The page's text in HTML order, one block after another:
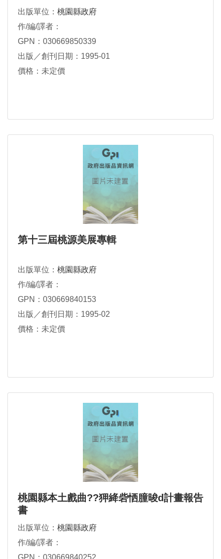
出版單位： 桃園縣政府
作/編/譯者：
GPN：030669850339
出版／創刊日期：1995-01
價格：未定價
第十三屆桃源美展專輯
出版單位： 桃園縣政府
作/編/譯者：
GPN：030669840153
出版／創刊日期：1995-02
價格：未定價
桃園縣本土戲曲??狎絳砦恓朣晙d計畫報告
書
出版單位： 桃園縣政府
作/編/譯者：
GPN：030669840252